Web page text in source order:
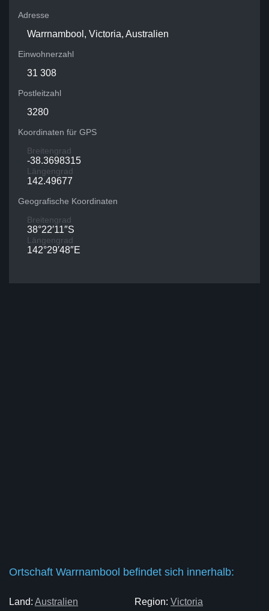
Adresse
Warrnambool, Victoria, Australien
Einwohnerzahl
31 308
Postleitzahl
3280
Koordinaten für GPS
Breitengrad
-38.3698315
Längengrad
142.49677
Geografische Koordinaten
Breitengrad
38°22′11″S
Längengrad
142°29′48″E
Ortschaft Warrnambool befindet sich innerhalb:
Land: Australien Region: Victoria